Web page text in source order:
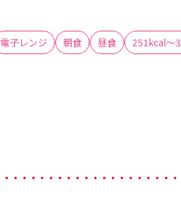
電子レンジ 朝食 昼食
251kcal～